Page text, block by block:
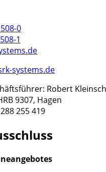
0
1
systems.de
Robert
9307, Hagen
255 419